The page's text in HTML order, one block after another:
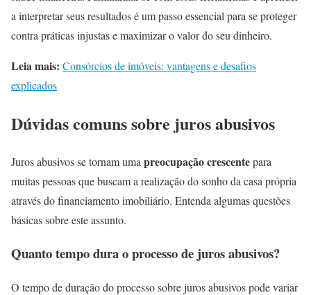
a interpretar seus resultados é um passo essencial para se proteger
contra práticas injustas e maximizar o valor do seu dinheiro.
Leia mais: Consórcios de imóveis: vantagens e desafios
explicados
Dúvidas comuns sobre juros abusivos
Juros abusivos se tornam uma preocupação crescentepara
muitas pessoas que buscam a realização do sonho da casa própria
através do financiamento imobiliário. Entenda algumas questões
básicas sobre este assunto.
Quanto tempo dura o processo de juros abusivos?
O tempo de duração do processo sobre juros abusivos pode variar